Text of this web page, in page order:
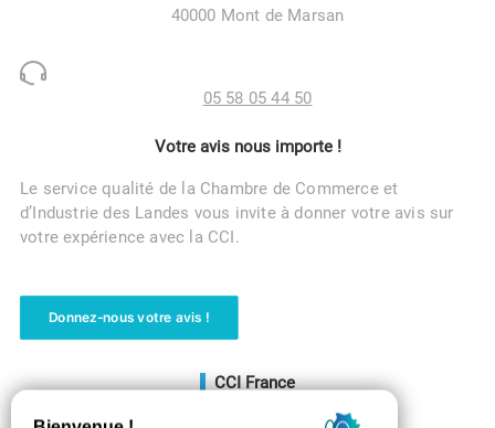
40000 Mont de Marsan
05 58 05 44 50
Votre avis nous importe !
Le service qualité de la Chambre de Commerce et
d’Industrie des Landes vous invite à donner votre avis sur
votre expérience avec la CCI.
Donnez-nous votre avis !
CCI France